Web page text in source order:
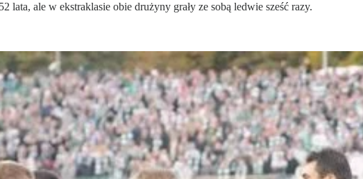
ale w ekstraklasie obie drużyny grały ze sobą ledwie sześć razy.